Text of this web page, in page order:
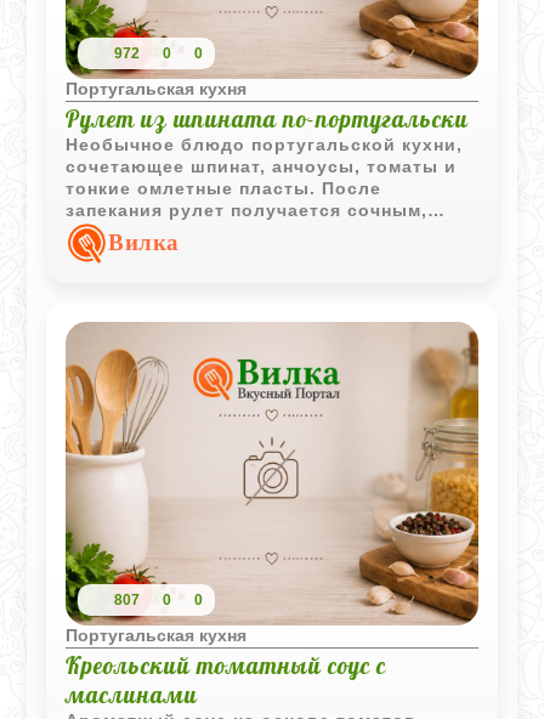
972 0 0
Португальская кухня
Рулет из шпината по-португальски
Необычное блюдо португальской кухни,
сочетающее шпинат, анчоусы, томаты и
тонкие омлетные пласты. После
запекания рулет получается сочным,
ароматным и эффектно выглядит при
подаче.Вилка
807 0 0
Португальская кухня
Креольский томатный соус с
маслинами